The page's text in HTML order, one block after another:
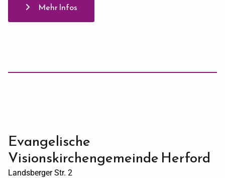
Mehr Infos
Evangelische
Visionskirchengemeinde Herford
Landsberger Str. 2